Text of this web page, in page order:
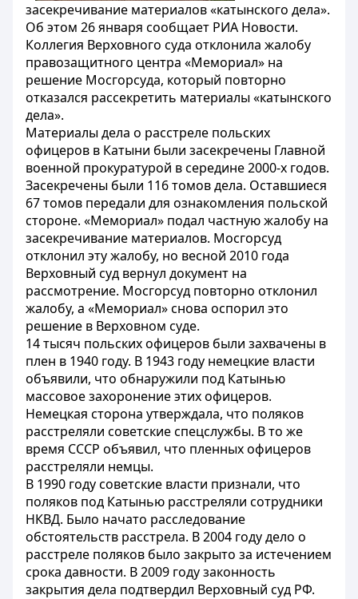
засекречивание материалов «катынского дела».
Об этом 26 января сообщает РИА Новости.
Коллегия Верховного суда отклонила жалобу
правозащитного центра «Мемориал» на
решение Мосгорсуда, который повторно
отказался рассекретить материалы «катынского
дела».
Материалы дела о расстреле польских
офицеров в Катыни были засекречены Главной
военной прокуратурой в середине 2000-х годов.
Засекречены были 116 томов дела. Оставшиеся
67 томов передали для ознакомления польской
стороне. «Мемориал» подал частную жалобу на
засекречивание материалов. Мосгорсуд
отклонил эту жалобу, но весной 2010 года
Верховный суд вернул документ на
рассмотрение. Мосгорсуд повторно отклонил
жалобу, а «Мемориал» снова оспорил это
решение в Верховном суде.
14 тысяч польских офицеров были захвачены в
плен в 1940 году. В 1943 году немецкие власти
объявили, что обнаружили под Катынью
массовое захоронение этих офицеров.
Немецкая сторона утверждала, что поляков
расстреляли советские спецслужбы. В то же
время СССР объявил, что пленных офицеров
расстреляли немцы.
В 1990 году советские власти признали, что
поляков под Катынью расстреляли сотрудники
НКВД. Было начато расследование
обстоятельств расстрела. В 2004 году дело о
расстреле поляков было закрыто за истечением
срока давности. В 2009 году законность
закрытия дела подтвердил Верховный суд РФ.